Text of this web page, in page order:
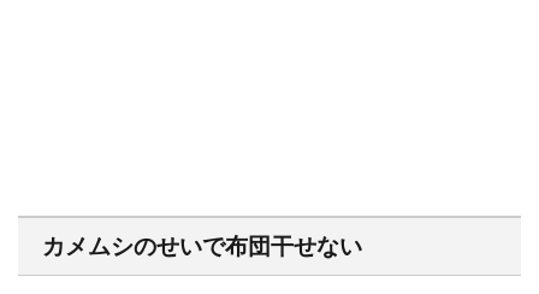
カメムシのせいで布団干せない